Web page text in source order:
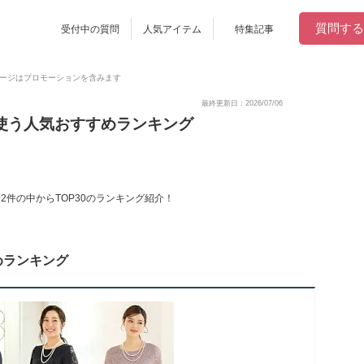
受付中の質問 人気アイテム 特集記事 質問する
ジはプロモーションを含みます
最終更新日：2026/07/06
う人気おすすめランキング
の中からTOP30のランキング紹介！
ンキング